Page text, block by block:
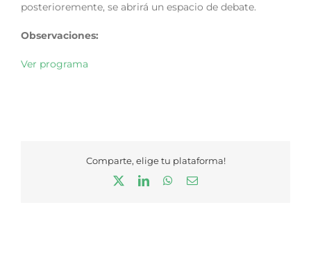
posterioremente, se abrirá un espacio de debate.
Observaciones:
Ver programa
Comparte, elige tu plataforma!
LinkedInWhatsApp
Correo